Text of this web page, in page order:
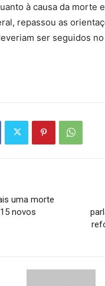
à causa da morte
repassou as
ser seguidos
uma morte
novos